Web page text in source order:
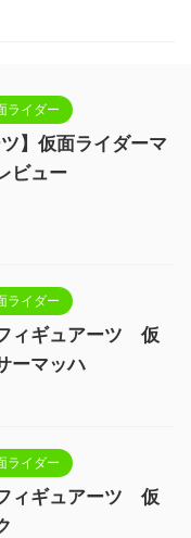
ライダー
】仮面ライダーマ
ビュー
ライダー
ィギュアーツ 仮
ーマッハ
ライダー
ィギュアーツ 仮